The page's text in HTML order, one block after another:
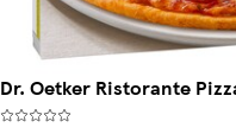
Dr. Oetker Ristorante